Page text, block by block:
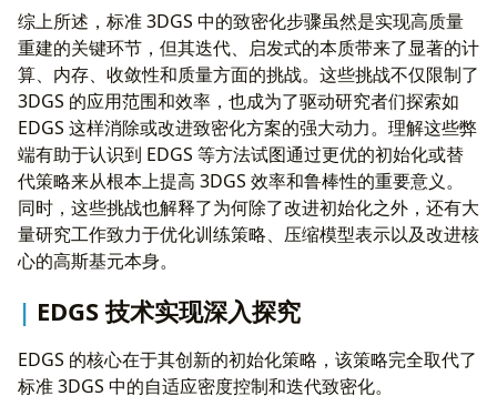
综上所述，标准 3DGS 中的致密化步骤虽然是实现高质量
重建的关键环节，但其迭代、启发式的本质带来了显著的计
算、内存、收敛性和质量方面的挑战。这些挑战不仅限制了
3DGS 的应用范围和效率，也成为了驱动研究者们探索如
EDGS 这样消除或改进致密化方案的强大动力。理解这些弊
端有助于认识到 EDGS 等方法试图通过更优的初始化或替
代策略来从根本上提高 3DGS 效率和鲁棒性的重要意义。
同时，这些挑战也解释了为何除了改进初始化之外，还有大
量研究工作致力于优化训练策略、压缩模型表示以及改进核
心的高斯基元本身。
EDGS 技术实现深入探究
EDGS 的核心在于其创新的初始化策略，该策略完全取代了
标准 3DGS 中的自适应密度控制和迭代致密化。